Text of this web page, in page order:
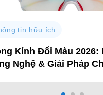
tin hữu ích
Kính Đổi Màu 2026:
Nghệ & Giải Pháp